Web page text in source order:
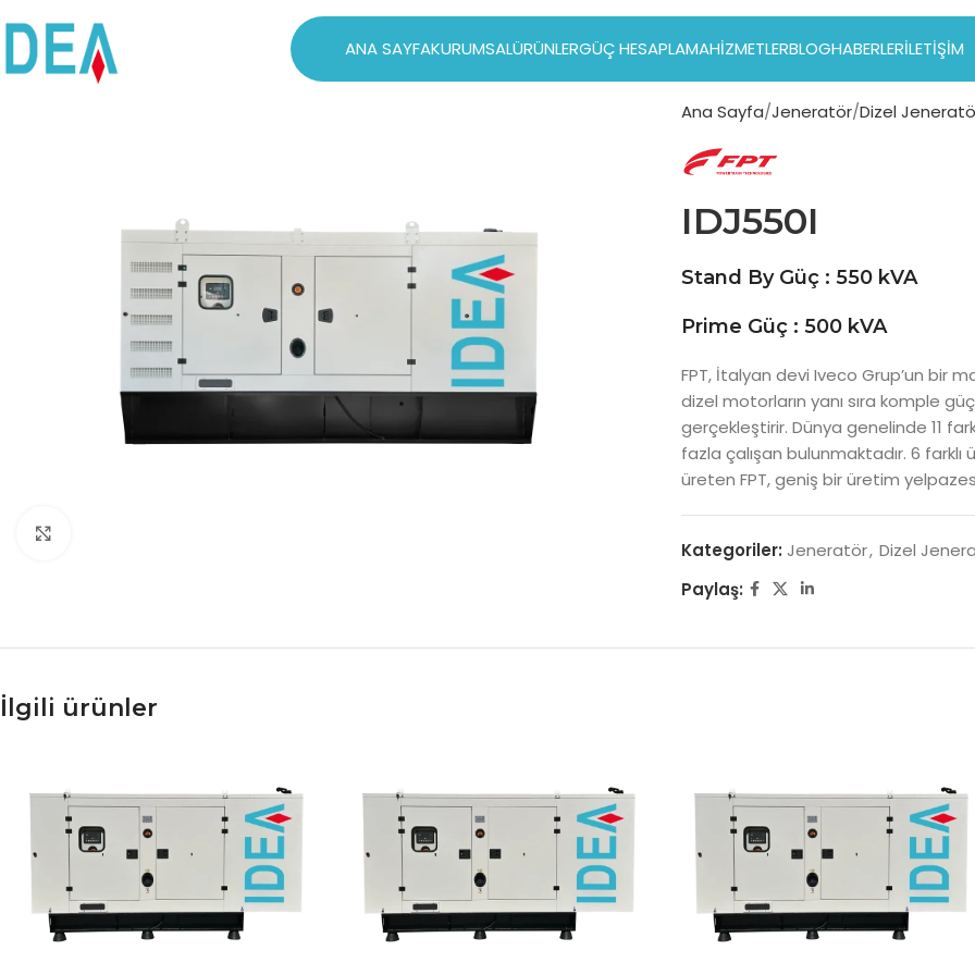
ANA SAYFAKURUMSALÜRÜNLERGÜÇ HESAPLAMAHIZMETLERBLOGHABERLERİLETIŞIM
Ana Sayfa Jeneratör Dizel
IDJ550I
Stand By Güç : 550 kVA
Prime Güç : 500 kVA
FPT, İtalyan devi Iveco Grup’un bir
dizel motorların yanı sıra komple
gerçekleştirir. Dünya genelinde 11
fazla çalışan bulunmaktadır. 6
üreten FPT, geniş bir üretim
Kategoriler: Jeneratör, Dizel
Paylaş:
İlgili ürünler